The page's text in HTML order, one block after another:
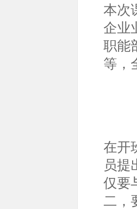
本次
企业
职能
等，
在开
员提
仅要
二，